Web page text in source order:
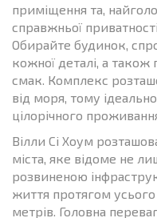
приміщення та,
справжньої
Обирайте будинок,
кожної деталі, а також
смак. Комплекс
від моря, тому
цілорічного
Вілли Сі Хоум
міста, яке відоме не
розвиненою
життя протягом
метрів. Головна